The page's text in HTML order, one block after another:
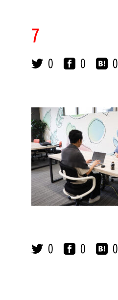
7
0 0 0
0 0 0